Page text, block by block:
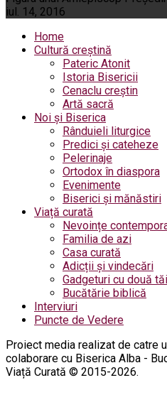
iul. 14, 2016
Home
Cultură creștină
Pateric Atonit
Istoria Bisericii
Cenaclu creștin
Artă sacră
Noi și Biserica
Rânduieli liturgice
Predici și cateheze
Pelerinaje
Ortodox în diaspora
Evenimente
Biserici și mănăstiri
Viață curată
Nevoințe
Familia de azi
Casa curată
Adicții și vindecări
Gadgeturi cu două
Bucătărie biblică
Interviuri
Puncte de Vedere
Proiect media realizat de catre
colaborare cu Biserica Alba -
Viață Curată © 2015-2026.